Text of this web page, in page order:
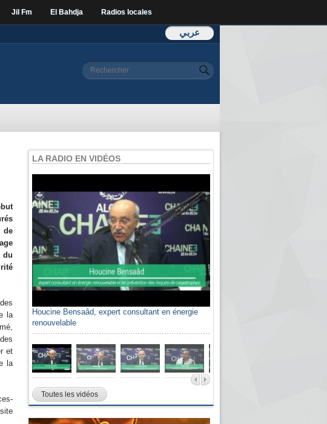
Jil Fm El Bahdja Radios locales
عربي
Formulaire de
Rechercher
de
la
et
la
LA RADIO EN VIDÉOS
Houcine Bensaâd, expert consultant en énergie
renouvelable
Toutes les vidéos